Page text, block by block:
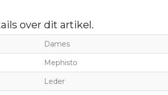
over dit artikel.
Dames
Mephisto
Leder